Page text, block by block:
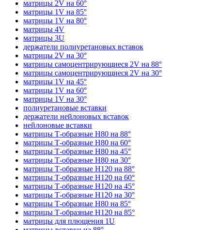
матрицы 2V на 60°
матрицы 1V на 85°
матрицы 1V на 80°
матрицы 4V
матрицы 3U
держатели полиуретановых вставок
матрицы 2V на 30°
матрицы самоцентрирующиеся 2V на 88°
матрицы самоцентрирующиеся 2V на 30°
матрицы 1V на 45°
матрицы 1V на 60°
матрицы 1V на 30°
полиуретановые вставки
держатели нейлоновых вставок
нейлоновые вставки
матрицы Т-образные H80 на 88°
матрицы Т-образные H80 на 60°
матрицы Т-образные H80 на 45°
матрицы Т-образные H80 на 30°
матрицы Т-образные H120 на 88°
матрицы Т-образные H120 на 60°
матрицы Т-образные H120 на 45°
матрицы Т-образные H120 на 30°
матрицы Т-образные H80 на 85°
матрицы Т-образные H120 на 85°
матрицы для плющения 1U